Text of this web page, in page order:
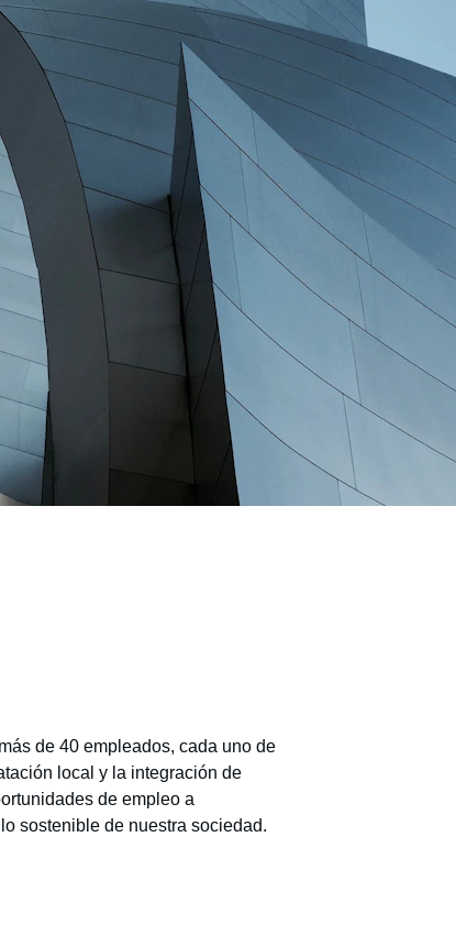
de 40 empleados, cada uno de
local y la integración de
de empleo a
sostenible de nuestra sociedad.